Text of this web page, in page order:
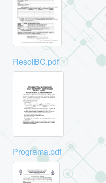
ResolBC.pdf
Programa.pdf